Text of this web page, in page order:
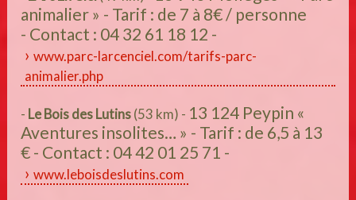
animalier » - Tarif : de 7 à 8€ / personne
- Contact : 04 32 61 18 12 -
www.parc-larcenciel.com/tarifs-parc-
animalier.php
- Le Bois des Lutins(53 km) - 13 124 Peypin «
Aventures insolites… » - Tarif : de 6,5 à 13
€ - Contact : 04 42 01 25 71 -
www.leboisdeslutins.com